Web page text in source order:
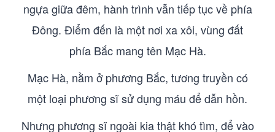
ngựa giữa đêm, hành trình vẫn tiếp tục về phía
Đông. Điểm đến là một nơi xa xôi, vùng đất
phía Bắc mang tên Mạc Hà.
Mạc Hà, nằm ở phương Bắc, tương truyền có
một loại phương sĩ sử dụng máu để dẫn hồn.
Nhưng phương sĩ ngoài kia thật khó tìm, để vào